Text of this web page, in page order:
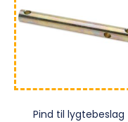
Pind til lygtebeslag